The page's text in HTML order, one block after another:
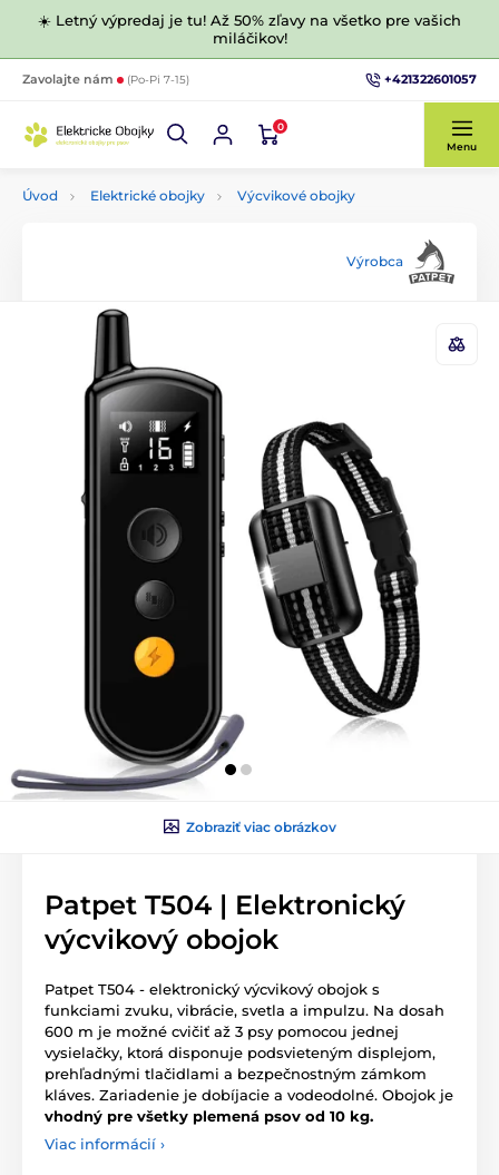
☀️ Letný výpredaj je tu! Až 50% zľavy na všetko pre vašich
miláčikov!
Zavolajte nám (Po-Pi 7-15) +421322601057
0
Menu
Úvod Elektrické obojky Výcvikové obojky
Výrobca
Zobraziť viac obrázkov
Patpet T504 | Elektronický
výcvikový obojok
Patpet T504 - elektronický výcvikový obojok s
funkciami zvuku, vibrácie, svetla a impulzu. Na dosah
600 m je možné cvičiť až 3 psy pomocou jednej
vysielačky, ktorá disponuje podsvieteným displejom,
prehľadnými tlačidlami a bezpečnostným zámkom
kláves. Zariadenie je dobíjacie a vodeodolné. Obojok je
vhodný pre všetky plemená psov od 10 kg.
Viac informácií ›